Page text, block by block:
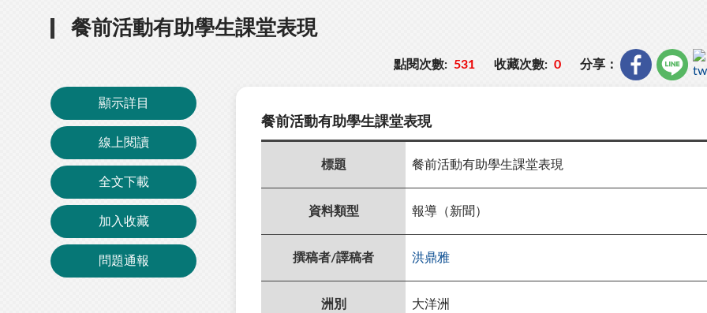
餐前活動有助學生課堂表現
點閱次數: 531 收藏次數: 0 分享：
顯示詳目
線上閱讀
全文下載
加入收藏
問題通報
餐前活動有助學生課堂表現
標題 餐前活動有助學生課堂表現
資料類型 報導（新聞）
撰稿者/譯稿者 洪鼎雅
洲別 大洋洲